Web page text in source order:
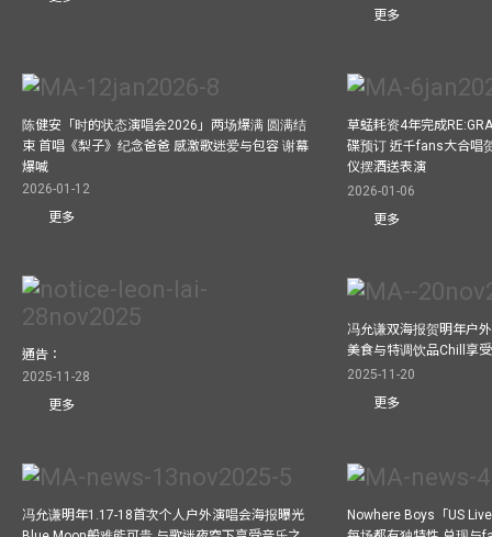
更多
陈健安「时的状态演唱会2026」两场爆满 圆满结
束 首唱《梨子》纪念爸爸 感激歌迷爱与包容 谢幕
爆喊
2026-01-12
更多
草蜢耗资4年完成
碟预订 近千fans大合唱
仪摆酒送表演
2026-01-06
更多
通告：
2025-11-28
更多
冯允谦双海报贺明年户
美食与特调饮品Chill享
2025-11-20
更多
冯允谦明年1.17-18首次个人户外演唱会海报曝光
Nowhere Boys「US